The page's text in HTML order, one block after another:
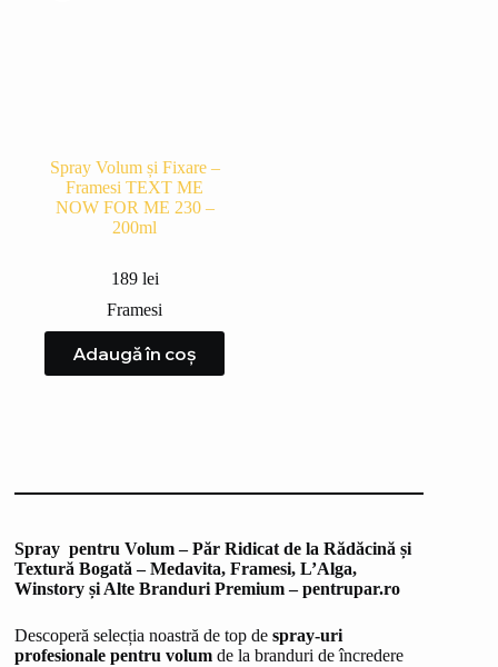
Spray Volum și Fixare –
Framesi TEXT ME
NOW FOR ME 230 –
200ml
189 lei
Framesi
Adaugă în coș
Spray pentru Volum – Păr Ridicat de la Rădăcină și
Textură Bogată – Medavita, Framesi, L’Alga,
Winstory și Alte Branduri Premium – pentrupar.ro
Descoperă selecția noastră de top despray-uri
profesionale pentru volum de la branduri de încredere